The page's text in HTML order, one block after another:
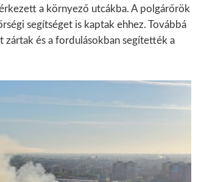
a környező utcákba. A polgárőrök
segítséget is kaptak ehhez. Továbbá
és a fordulásokban segítették a